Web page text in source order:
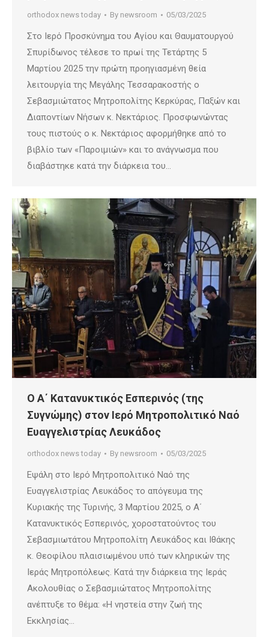
orthodox news today By newsroom 05/03/2025
Στο Ιερό Προσκύνημα του Αγίου και Θαυματουργού
Σπυρίδωνος τέλεσε το πρωί της Τετάρτης 5
Μαρτίου 2025 την πρώτη προηγιασμένη θεία
λειτουργία της Μεγάλης Τεσσαρακοστής ο
Σεβασμιώτατος Μητροπολίτης Κερκύρας, Παξών και
Διαποντίων Νήσων κ. Νεκτάριος. Προσφωνώντας
τους πιστούς ο κ. Νεκτάριος αφορμήθηκε από το
βιβλίο των «Παροιμιών» και το ανάγνωσμα που
διαβάστηκε κατά την διάρκεια του…
Ο Α΄ Κατανυκτικός Eσπερινός (της
Συγνώμης) στον Ιερό Μητροπολιτικό Ναό
Ευαγγελιστρίας Λευκάδος
orthodox news today By newsroom 05/03/2025
Εψάλη στο Ιερό Μητροπολιτικό Ναό της
Ευαγγελιστρίας Λευκάδος το απόγευμα της
Κυριακής της Τυρινής, 3 Μαρτίου 2025, ο A΄
Κατανυκτικός Εσπερινός, χοροστατούντος του
Σεβασμιωτάτου Μητροπολίτη Λευκάδος και Ιθάκης
κ. Θεοφίλου πλαισιωμένου υπό των κληρικών της
Ιεράς Μητροπόλεως. Κατά την διάρκεια της Ιεράς
Ακολουθίας ο Σεβασμιώτατος Μητροπολίτης
ανέπτυξε το θέμα: «Η νηστεία στην ζωή της
Εκκλησίας…